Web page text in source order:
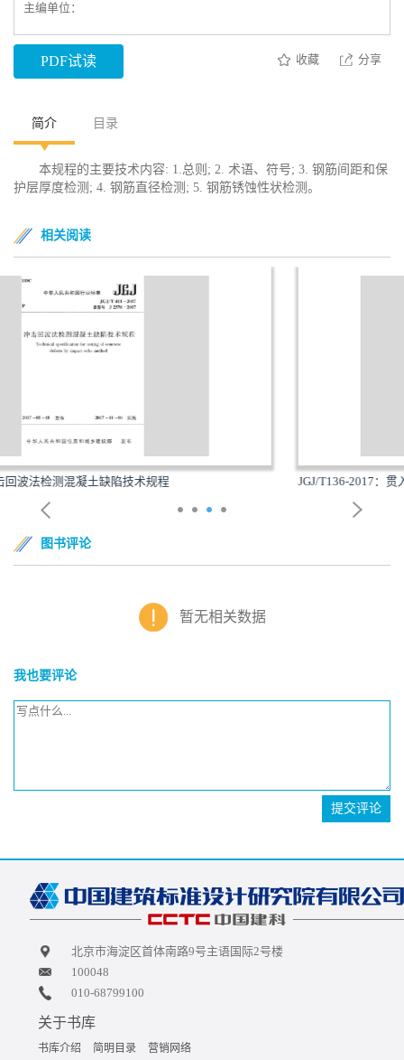
主编单位：
PDF试读 收藏 分享
简介 目录
本规程的主要技术内容: 1.总则; 2. 术语、符号; 3. 钢筋间距和保
护层厚度检测; 4. 钢筋直径检测; 5. 钢筋锈蚀性状检测。
相关阅读
JGJ/T136-2017：贯入法检测砌筑砂浆抗压强度技术规...
图书评论
暂无相关数据
我也要评论
提交评论
北京市海淀区首体南路9号主语国际2号楼
100048
010-68799100
关于书库
书库介绍 简明目录 营销网络